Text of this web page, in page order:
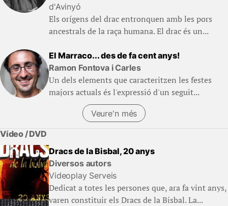
d'Avinyó
Els orígens del drac entronquen amb les pors
ancestrals de la raça humana. El drac és un...
El Marraco... des de fa cent anys!
Ramon Fontova i Carles
Un dels elements que caracteritzen les festes
majors actuals és l'expressió d'un seguit...
Veure'n més
Vídeo / DVD
Dracs de la Bisbal, 20 anys
Diversos autors
Videoplay Serveis
Dedicat a totes les persones que, ara fa vint anys,
varen constituir els Dracs de la Bisbal. La...